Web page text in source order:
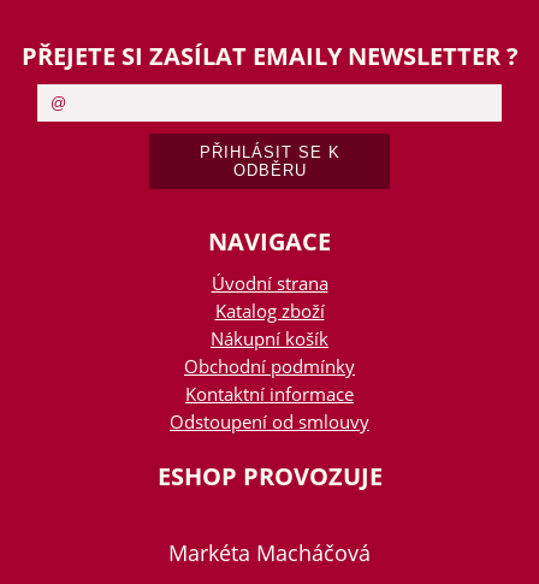
PŘEJETE SI ZASÍLAT EMAILY NEWSLETTER ?
NAVIGACE
Úvodní strana
Katalog zboží
Nákupní košík
Obchodní podmínky
Kontaktní informace
Odstoupení od smlouvy
ESHOP PROVOZUJE
Markéta Macháčová